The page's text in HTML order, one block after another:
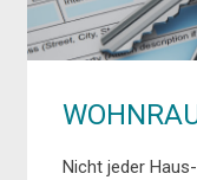
Nicht jeder